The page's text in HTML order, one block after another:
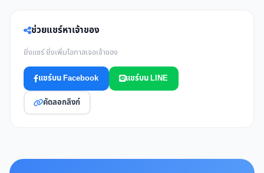
ช่วยแชร์หาเจ้าของ
ยิ่งแชร์ ยิ่งเพิ่มโอกาสเจอเจ้าของ
แชร์บน Facebook แชร์บน LINE
คัดลอกลิงก์